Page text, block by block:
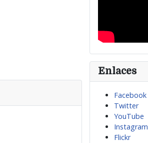
Enlaces
Facebook
Twitter
YouTube
Instagram
Flickr